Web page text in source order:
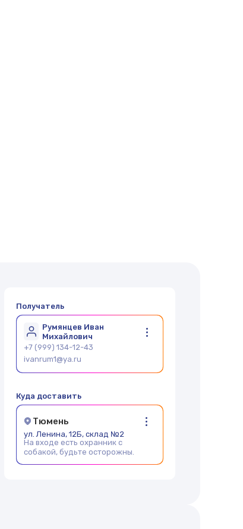
Получатель
Румянцев Иван
Михайлович
+7 (999) 134-12-43
ivanrum1@ya.ru
Куда доставить
Тюмень
ул. Ленина, 12Б, склад №2
На входе есть охранник с
собакой, будьте осторожны.